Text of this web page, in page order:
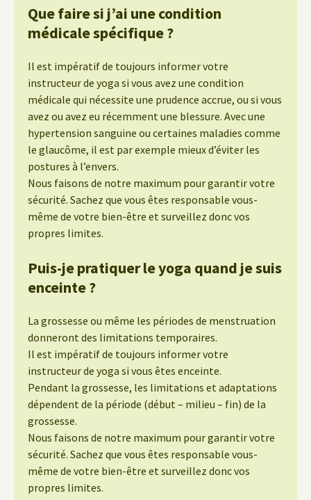
Que faire si j’ai une condition
médicale spécifique ?
Il est impératif de toujours informer votre
instructeur de yoga si vous avez une condition
médicale qui nécessite une prudence accrue, ou si vous
avez ou avez eu récemment une blessure. Avec une
hypertension sanguine ou certaines maladies comme
le glaucôme, il est par exemple mieux d’éviter les
postures à l’envers.
Nous faisons de notre maximum pour garantir votre
sécurité. Sachez que vous êtes responsable vous-
même de votre bien-être et surveillez donc vos
propres limites.
Puis-je pratiquer le yoga quand je suis
enceinte ?
La grossesse ou même les périodes de menstruation
donneront des limitations temporaires.
Il est impératif de toujours informer votre
instructeur de yoga si vous êtes enceinte.
Pendant la grossesse, les limitations et adaptations
dépendent de la période (début – milieu – fin) de la
grossesse.
Nous faisons de notre maximum pour garantir votre
sécurité. Sachez que vous êtes responsable vous-
même de votre bien-être et surveillez donc vos
propres limites.